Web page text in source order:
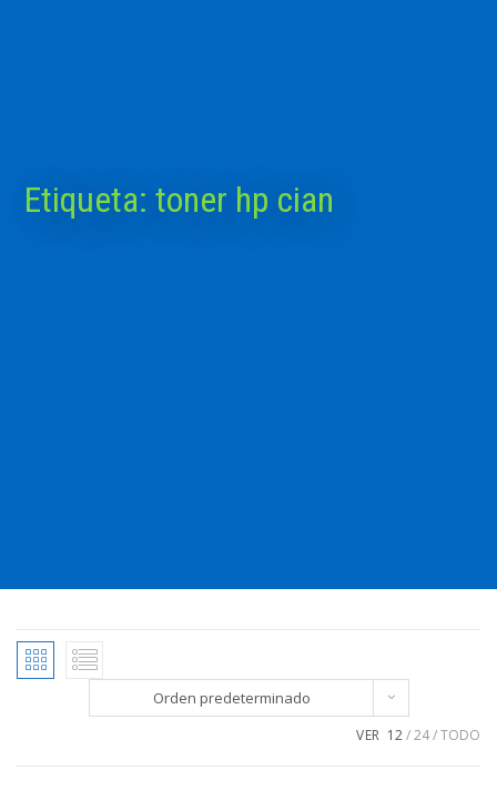
Etiqueta:toner hp cian
Orden predeterminado
VER 12 24 TODO